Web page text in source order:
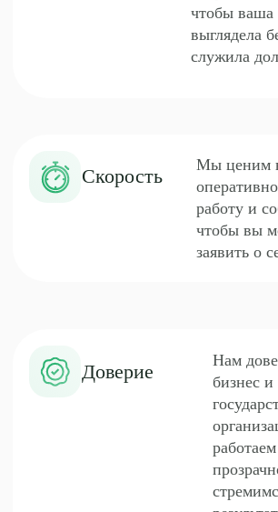
государственные
работаем честно,
прозрачно и всегда